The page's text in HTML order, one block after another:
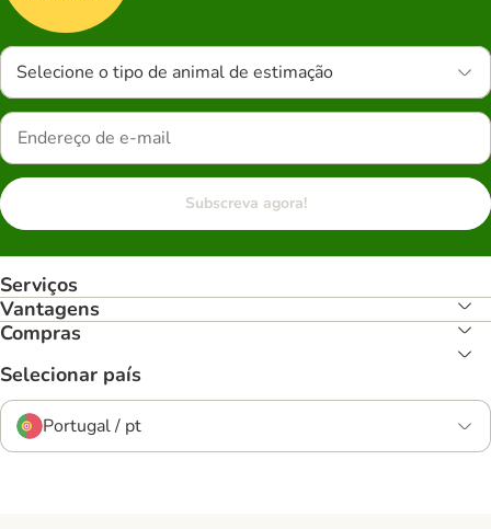
Selecione o tipo de animal de estimação
Subscreva agora!
Serviços
Vantagens
Compras
Selecionar país
Portugal / pt